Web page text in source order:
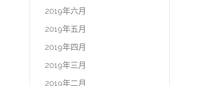
2019年六月
2019年五月
2019年四月
2019年三月
2019年二月